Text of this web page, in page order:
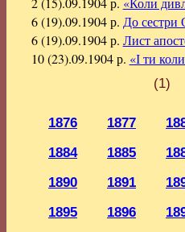
6 (19).09.1904 р. До сестри
6 (19).09.1904 р. Лист
10 (23).09.1904 р. «І ти
(1)
1876 1877
1884
1885
1890
1891
1895
1896